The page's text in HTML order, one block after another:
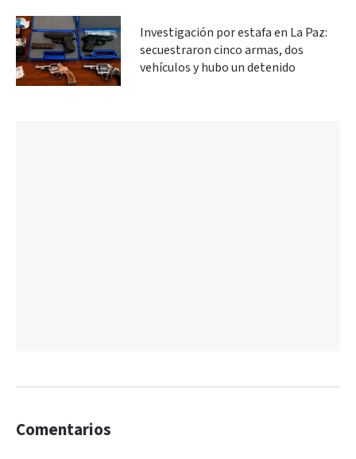
Investigación por estafa en La Paz:
secuestraron cinco armas, dos
vehículos y hubo un detenido
Comentarios